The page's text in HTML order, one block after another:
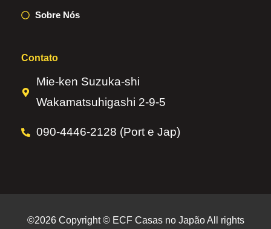
Sobre Nós
Contato
Mie-ken Suzuka-shi
Wakamatsuhigashi 2-9-5
090-4446-2128 (Port e Jap)
©2026 Copyright © ECF Casas no Japão All rights